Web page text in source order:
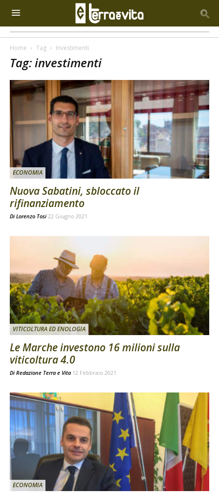
Home Tag Investimenti
Tag: investimenti
ECONOMIA
Nuova Sabatini, sbloccato il
rifinanziamento
Di Lorenzo Tosi 22 Giugno 2021
VITICOLTURA ED ENOLOGIA
Le Marche investono 16 milioni sulla
viticoltura 4.0
Di Redazione Terra e Vita 12 Febbraio 2021
ECONOMIA